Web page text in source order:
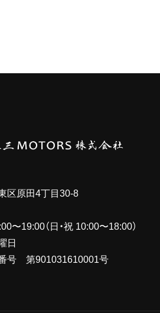
区原田4丁目30-8
19:00（日・祝 10:00〜18:00）
日
号 第901031610001号